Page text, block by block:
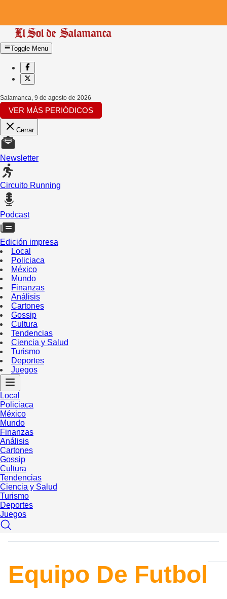
Toggle Menu
Salamanca, 9 de agosto de 2026
VER MÁS PERIÓDICOS
Cerrar
Newsletter
Circuito Running
Podcast
Edición impresa
Local
Policiaca
México
Mundo
Finanzas
Análisis
Cartones
Gossip
Cultura
Tendencias
Ciencia y Salud
Turismo
Deportes
Juegos
Local
Policiaca
México
Mundo
Finanzas
Análisis
Cartones
Gossip
Cultura
Tendencias
Ciencia y Salud
Turismo
Deportes
Juegos
Equipo De Futbol